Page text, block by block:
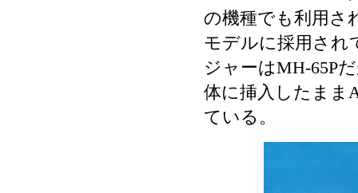
の機種でも利用さ
モデルに採用され
ジャーはMH-65P
体に挿入したまま
ている。